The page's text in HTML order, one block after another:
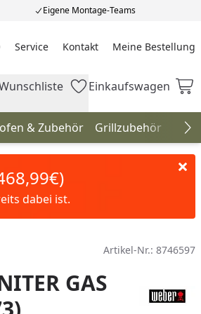
Eigene Montage-Teams
Service Kontakt Meine Bestellung
Meine Bestellung
Wunschliste Einkaufswagen
Einkaufswagen
& Zubehör Grillzubehör
dabei ist.
Artikel-Nr.: 8746597
GAS